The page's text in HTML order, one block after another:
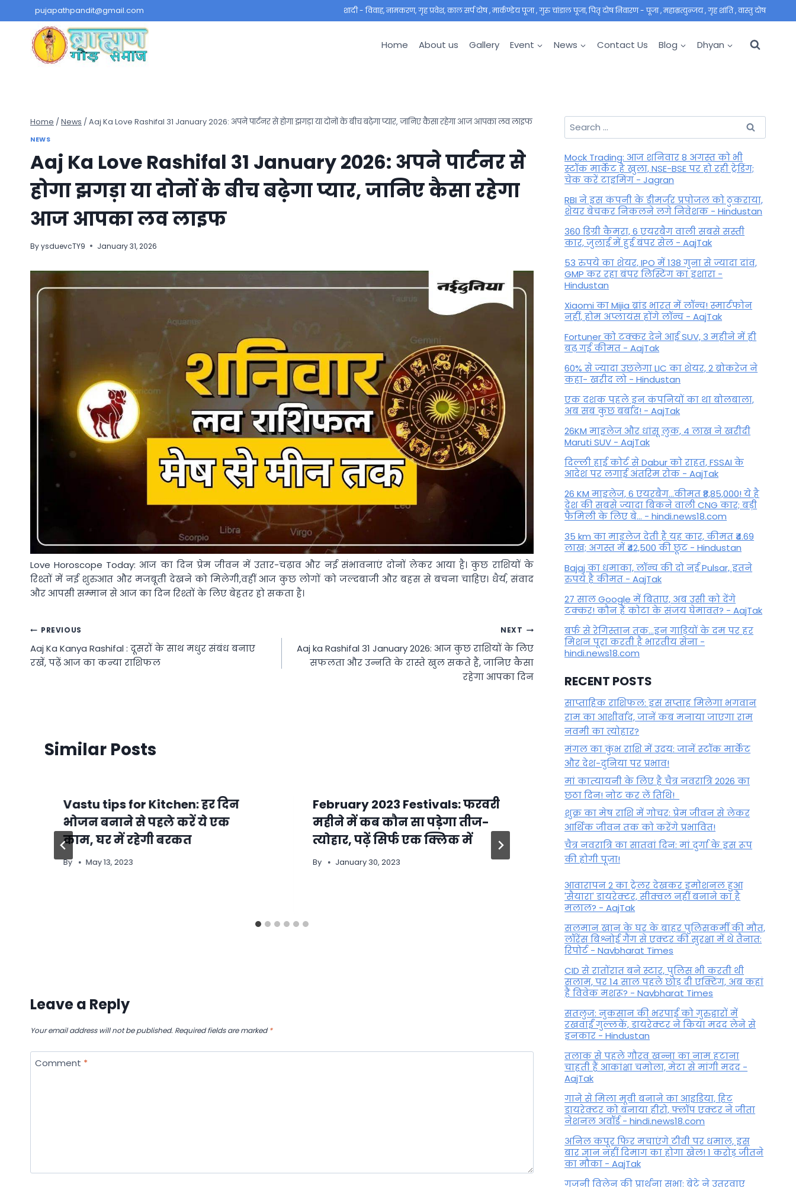
to
content
pujapathpandit@gmail.com शादी - विवाह, नामकरण, गृह प्रवेश, काल सर्प दोष , मार्कण्डेय पूजा , गुरु चांडाल पूजा, पितृ दोष निवारण - पूजा , महाम्रत्युन्जय , गृह शांति , वास्तु दोष
Home About us Gallery Event News Contact Us Blog Dhyan
Home / News / Aaj Ka Love Rashifal 31 January 2026: अपने पार्टनर से होगा झगड़ा या दोनों के बीच बढ़ेगा प्यार, जानिए कैसा रहेगा आज आपका लव लाइफ
NEWS
Aaj Ka Love Rashifal 31 January 2026: अपने पार्टनर से
होगा झगड़ा या दोनों के बीच बढ़ेगा प्यार, जानिए कैसा रहेगा
आज आपका लव लाइफ
ByysduevcTY9 January 31, 2026
Love Horoscope Today: आज का दिन प्रेम जीवन में उतार-चढ़ाव और नई संभावनाएं दोनों लेकर आया है। कुछ राशियों के
रिश्तों में नई शुरुआत और मजबूती देखने को मिलेगी,वहीं आज कुछ लोगों को जल्दबाजी और बहस से बचना चाहिए। धैर्य, संवाद
और आपसी सम्मान से आज का दिन रिश्तों के लिए बेहतर हो सकता है।
Post
navigation
PREVIOUS
Aaj Ka Kanya Rashifal : दूसरों के साथ मधुर संबंध बनाए
रखें, पढ़ें आज का कन्या राशिफल
NEXT
Aaj ka Rashifal 31 January 2026: आज कुछ राशियों के लिए
सफलता और उन्नति के रास्ते खुल सकते हैं, जानिए कैसा
रहेगा आपका दिन
Similar Posts
Vastu tips for Kitchen: हर दिन
भोजन बनाने से पहले करें ये एक
काम, घर में रहेगी बरकत
By May 13, 2023
February 2023 Festivals: फरवरी
महीने में कब कौन सा पड़ेगा तीज-
त्योहार, पढ़ें सिर्फ एक क्लिक में
By January 30, 2023
Aaj Ka Panchang: आज का
पंचांग, 17 अक्टूबर 2025, शुक्रवार
By October 17, 2025
Leave a Reply
Your email address will not be published. Required fields are marked*
Comment *
Search
for:
Mock Trading: आज शनिवार 8 अगस्त को भी
स्टॉक मार्केट है खुला, NSE-BSE पर हो रही ट्रेडिंग;
चेक करें टाइमिंग - Jagran
RBI ने इस कंपनी के डीमर्जर प्रपोजल को ठुकराया,
शेयर बेचकर निकलने लगे निवेशक - Hindustan
360 डिग्री कैमरा, 6 एयरबैग वाली सबसे सस्ती
कार, जुलाई में हुई बंपर सेल - AajTak
53 रुपये का शेयर, IPO में 138 गुना से ज्यादा दांव,
GMP कर रहा बंपर लिस्टिंग का इशारा -
Hindustan
Xiaomi का Mijia ब्रांड भारत में लॉन्च! स्मार्टफोन
नहीं, होम अप्लायंस होंगे लॉन्च - AajTak
Fortuner को टक्कर देने आई SUV, 3 महीने में ही
बढ़ गई कीमत - AajTak
60% से ज्यादा उछलेगा LIC का शेयर, 2 ब्रोकरेज ने
कहा- खरीद लो - Hindustan
एक दशक पहले इन कंपनियों का था बोलबाला,
अब सब कुछ बर्बाद! - AajTak
26KM माइलेज और धांसू लुक, 4 लाख ने खरीदी
Maruti SUV - AajTak
दिल्ली हाई कोर्ट से Dabur को राहत, FSSAI के
आदेश पर लगाई अंतरिम रोक - AajTak
26 KM माइलेज, 6 एयरबैग...कीमत ₹8,85,000! ये है
देश की सबसे ज्यादा बिकने वाली CNG कार; बड़ी
फैमिली के लिए बे... - hindi.news18.com
35 km का माइलेज देती है यह कार, कीमत ₹4.69
लाख; अगस्त में ₹42,500 की छूट - Hindustan
Bajaj का धमाका, लॉन्च की दो नई Pulsar, इतने
रुपये है कीमत - AajTak
27 साल Google में बिताए, अब उसी को देंगे
टक्कर! कौन हैं कोटा के संजय घेमावत? - AajTak
बर्फ से रेगिस्तान तक...इन गाड़ियों के दम पर हर
मिशन पूरा करती है भारतीय सेना -
hindi.news18.com
RECENT POSTS
साप्ताहिक राशिफल: इस सप्ताह मिलेगा भगवान
राम का आशीर्वाद, जानें कब मनाया जाएगा राम
नवमी का त्योहार?
मंगल का कुंभ राशि में उदय: जानें स्‍टॉक मार्केट
और देश-दुनिया पर प्रभाव!
मां कात्‍यायनी के लिए है चैत्र नवरात्रि 2026 का
छठा दिन! नोट कर लें तिथि!
शुक्र का मेष राशि में गोचर: प्रेम जीवन से लेकर
आर्थिक जीवन तक को करेंगे प्रभावित!
चैत्र नवरात्रि का सातवां दिन: मां दुर्गा के इस रूप
की होगी पूजा!
आवारापन 2 का ट्रेलर देखकर इमोशनल हुआ
'सैयारा' डायरेक्टर, सीक्वल नहीं बनाने का है
मलाल? - AajTak
सलमान खान के घर के बाहर पुलिसकर्मी की मौत,
लॉरेंस बिश्नोई गैंग से एक्टर की सुरक्षा में थे तैनात:
रिपोर्ट - Navbharat Times
CID से रातोंरात बने स्टार, पुलिस भी करती थी
सलाम, पर 14 साल पहले छोड़ दी एक्टिंग, अब कहां
हैं विवेक मशरू? - Navbharat Times
सतलुज: नुकसान की भरपाई को गुरुद्वारों में
रखवाईं गुल्लकें, डायरेक्टर ने किया मदद लेने से
इनकार - Hindustan
तलाक से पहले गौरव खन्ना का नाम हटाना
चाहती हैं आकांक्षा चमोला, मेटा से मांगी मदद -
AajTak
गाने से मिला मूवी बनाने का आइडिया, हिट
डायरेक्टर को बनाया हीरो, फ्लॉप एक्टर ने जीता
नेशनल अवॉर्ड - hindi.news18.com
अनिल कपूर फिर मचाएंगे टीवी पर धमाल, इस
बार ज्ञान नहीं दिमाग का होगा खेल! 1 करोड़ जीतने
का मौका - AajTak
गजनी विलेन की प्रार्थना सभा: बेटे ने उतरवाए